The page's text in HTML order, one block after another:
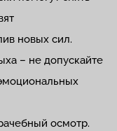
новых сил.
– не допускайте
осмотр.